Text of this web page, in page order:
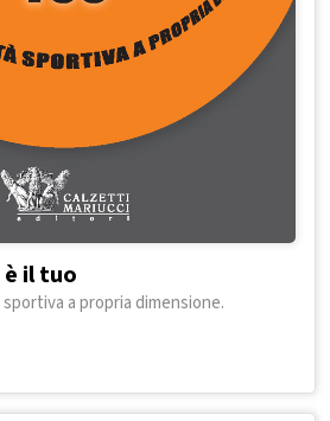
il tuo
a propria dimensione.